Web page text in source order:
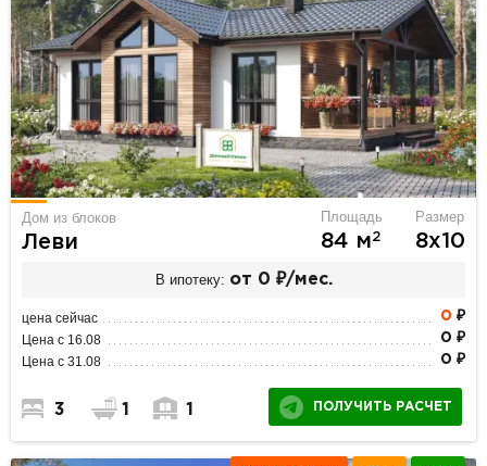
Дом из блоков
Леви
Площадь
84 м2
Размер
8х10
В ипотеку: от 0 ₽/мес.
цена сейчас 0 ₽
Цена с 16.08 0 ₽
Цена с 31.08 0 ₽
3 1 1 ПОЛУЧИТЬ РАСЧЕТ